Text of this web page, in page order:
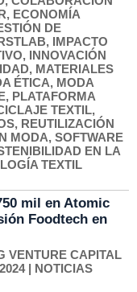
, ECONOMÍA
DE
, IMPACTO
, INNOVACIÓN
, MATERIALES
ÉTICA, MODA
, PLATAFORMA
TEXTIL,
, REUTILIZACIÓN
MODA, SOFTWARE
EN LA
TEXTIL
mil en Atomic
Foodtech en
VENTURE CAPITAL
| NOTICIAS